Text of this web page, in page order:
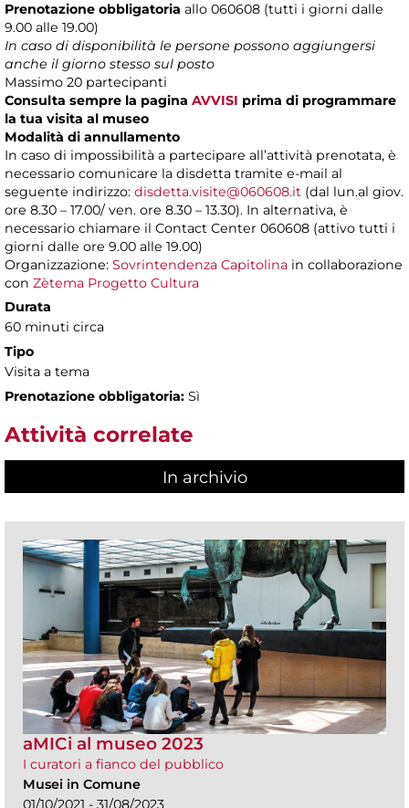
Prenotazione obbligatoria allo 060608 (tutti i giorni dalle
9.00 alle 19.00)
In caso di disponibilità le persone possono aggiungersi
anche il giorno stesso sul posto
Massimo 20 partecipanti
Consulta sempre la pagina AVVISI prima di programmare
la tua visita al museo
Modalità di annullamento
In caso di impossibilità a partecipare all’attività prenotata, è
necessario comunicare la disdetta tramite e-mail al
seguente indirizzo: disdetta.visite@060608.it (dal lun.al giov.
ore 8.30 – 17.00/ ven. ore 8.30 – 13.30). In alternativa, è
necessario chiamare il Contact Center 060608 (attivo tutti i
giorni dalle ore 9.00 alle 19.00)
Organizzazione: Sovrintendenza Capitolina in collaborazione
con Zètema Progetto Cultura
Durata
60 minuti circa
Tipo
Visita a tema
Prenotazione obbligatoria: Sì
Attività correlate
In archivio
aMICi al museo 2023
I curatori a fianco del pubblico
Musei in Comune
01/10/2021 - 31/08/2023